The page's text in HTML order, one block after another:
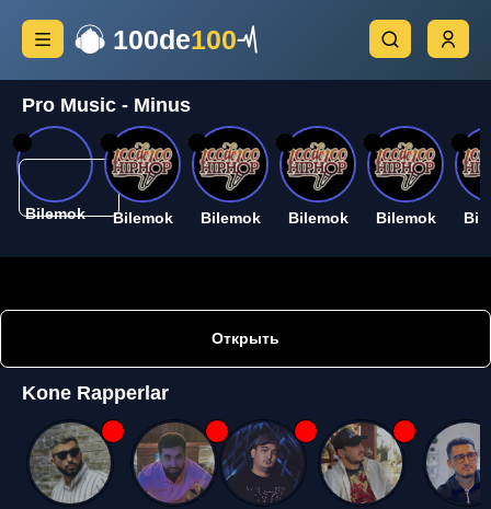
100de100
Pro Music - Minus
Bilemok Bilemok Bilemok Bilemok Bilemok
Открыть
Kone Rapperlar